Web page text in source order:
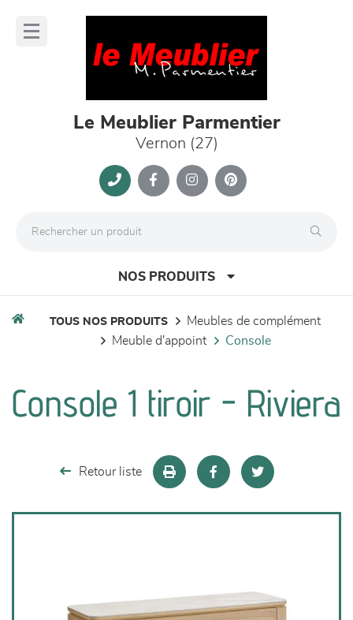
Le Meublier Parmentier
Vernon (27)
NOS PRODUITS
séjours
chambres et dressing
TOUS NOS PRODUITS
meubles de complément
meuble d'appoint
console
Console 1 tiroir - Riviera
Retour liste